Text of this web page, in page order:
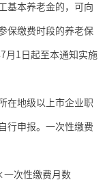
基本养老金的，可向
保缴费时段的养老保
7 月 1 日起至本通知实施
在地级以上市企业职
行申报。一次性缴费
次性缴费月数